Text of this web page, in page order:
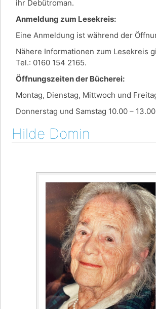
ihr Debütroman.
Anmeldung zum Lesekreis:
Eine Anmeldung ist während der
Nähere Informationen zum Lesekreis
Tel.: 0160 154 2165.
Öffnungszeiten der Bücherei:
Montag, Dienstag, Mittwoch und
Donnerstag und Samstag 10.00 –
Hilde Domin